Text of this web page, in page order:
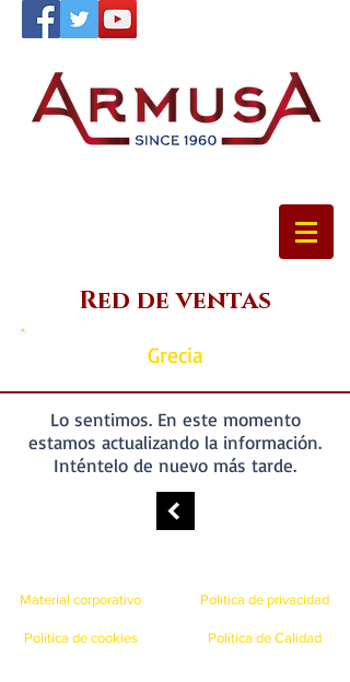
Red de ventas
Grecia
Lo sentimos. En este momento
estamos actualizando la información.
Inténtelo de nuevo más tarde.
Material corporativo Política de privacidad
Política de cookies Política de Calidad